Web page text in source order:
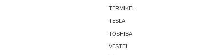
TERMIKEL
TESLA
TOSHIBA
VESTEL